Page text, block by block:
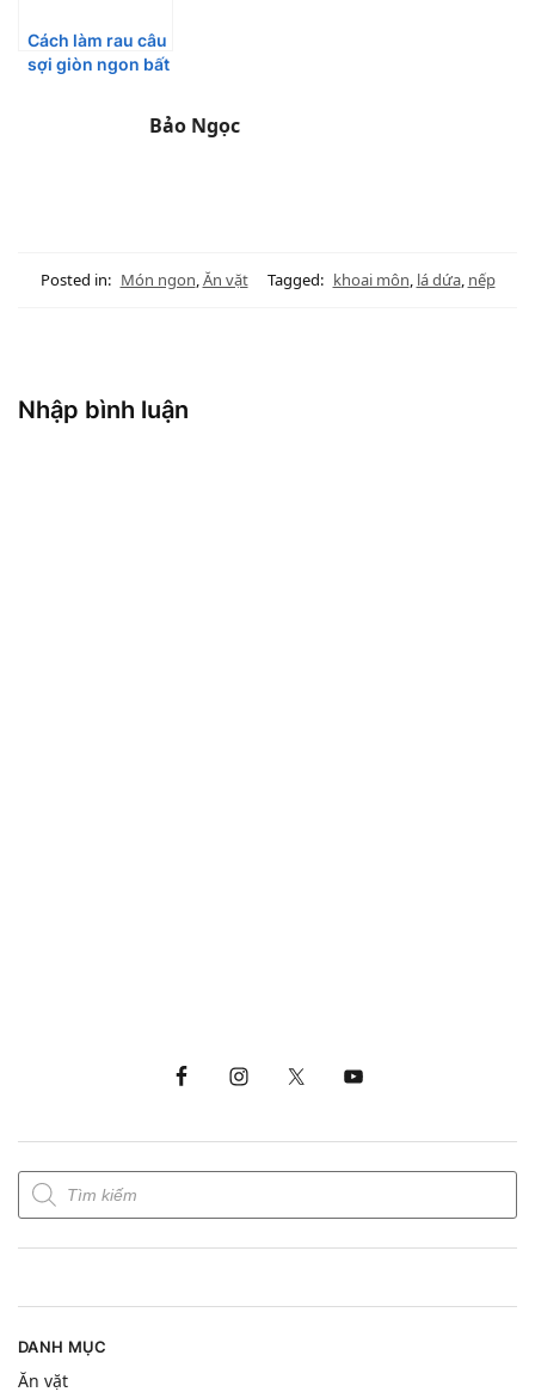
Cách làm rau câu
sợi giòn ngon bất
Bảo Ngọc
Posted in: Món ngon,Ăn vặt Tagged: khoai môn, lá dứa, nếp
Nhập bình luận
DANH MỤC
Ăn vặt